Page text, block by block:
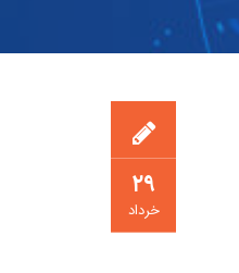
۲۹
خرداد